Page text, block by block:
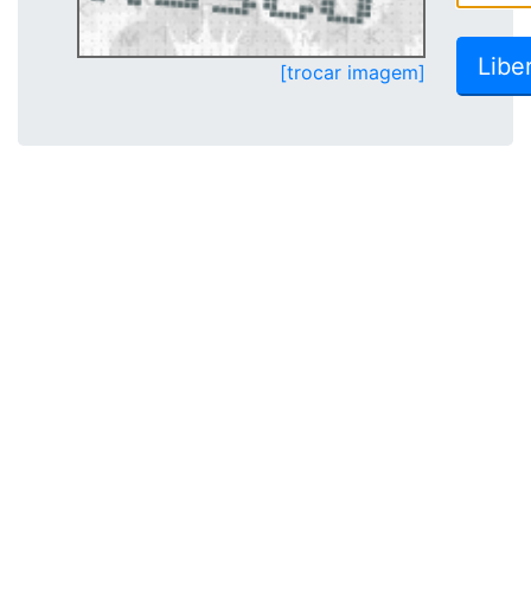
[trocar imagem]